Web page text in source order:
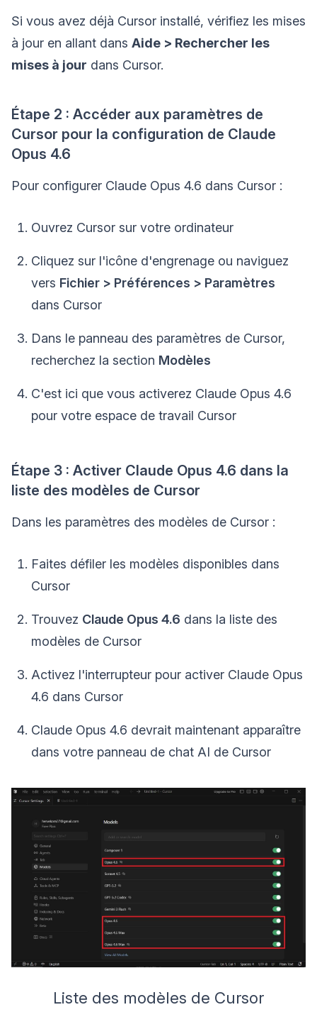
Si vous avez déjà Cursor installé, vérifiez les mises
à jour en allant dans Aide > Rechercher les
mises à jour dans Cursor.
Étape 2 : Accéder aux paramètres de
Cursor pour la configuration de Claude
Opus 4.6
Pour configurer Claude Opus 4.6 dans Cursor :
Ouvrez Cursor sur votre ordinateur
Cliquez sur l'icône d'engrenage ou naviguez
vers Fichier > Préférences > Paramètres
dans Cursor
Dans le panneau des paramètres de Cursor,
recherchez la section Modèles
C'est ici que vous activerez Claude Opus 4.6
pour votre espace de travail Cursor
Étape 3 : Activer Claude Opus 4.6 dans la
liste des modèles de Cursor
Dans les paramètres des modèles de Cursor :
Faites défiler les modèles disponibles dans
Cursor
Trouvez Claude Opus 4.6 dans la liste des
modèles de Cursor
Activez l'interrupteur pour activer Claude Opus
4.6 dans Cursor
Claude Opus 4.6 devrait maintenant apparaître
dans votre panneau de chat AI de Cursor
Liste des modèles de Cursor